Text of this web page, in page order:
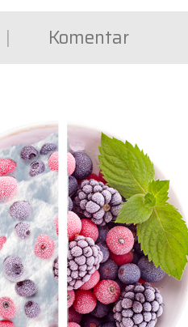
Komentar